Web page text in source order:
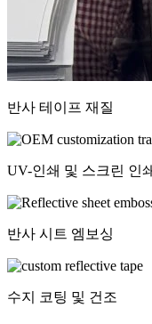
반사 테이프 재질
UV-인쇄 및 스크린 인
반사 시트 엠보싱
수지 코팅 및 건조